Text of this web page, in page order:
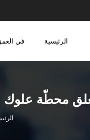
الرئيسية في
علوك وتحرم 800 ألف